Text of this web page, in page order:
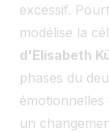
excessif.
modélise la
d'Elisabeth
phases du
un